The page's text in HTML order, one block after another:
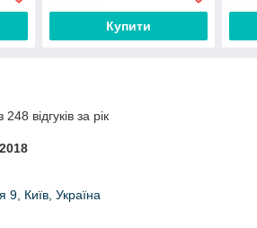
Купити
відгуків за рік
9, Київ, Україна